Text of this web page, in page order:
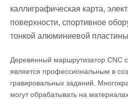
каллиграфическая карта,
поверхности, спортивное
тонкой алюминиевой
Деревянный маршрутизатор
является профессиональным в
гравировальных заданий.
могут обрабатывать на